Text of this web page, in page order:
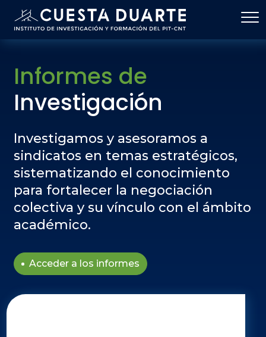
Pasar al contenido principal
Informes de
Investigación
Investigamos y asesoramos a
sindicatos en temas estratégicos,
sistematizando el conocimiento
para fortalecer la negociación
colectiva y su vínculo con el ámbito
académico.
Acceder a los informes